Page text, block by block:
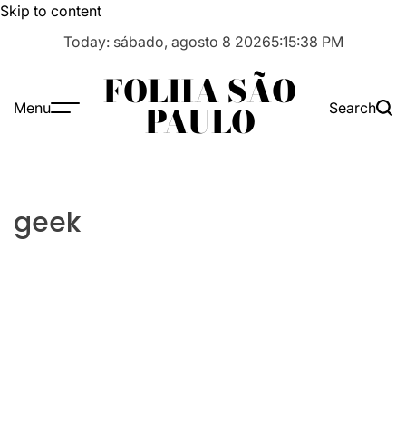
Skip to content
Today: sábado, agosto 8 20265:15:38 PM
Menu FOLHA SÃO
PAULO Search
geek